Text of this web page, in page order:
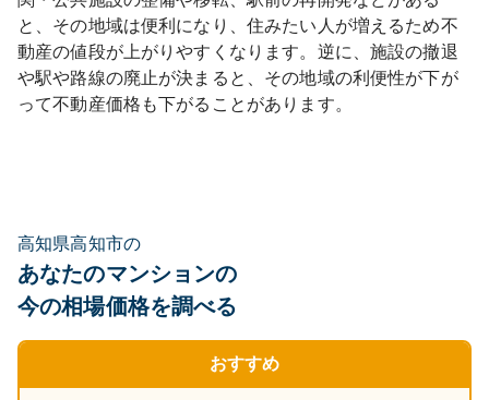
と、その地域は便利になり、住みたい人が増えるため不
動産の値段が上がりやすくなります。逆に、施設の撤退
や駅や路線の廃止が決まると、その地域の利便性が下が
って不動産価格も下がることがあります。
高知県高知市の
あなたのマンションの
今の相場価格を調べる
おすすめ